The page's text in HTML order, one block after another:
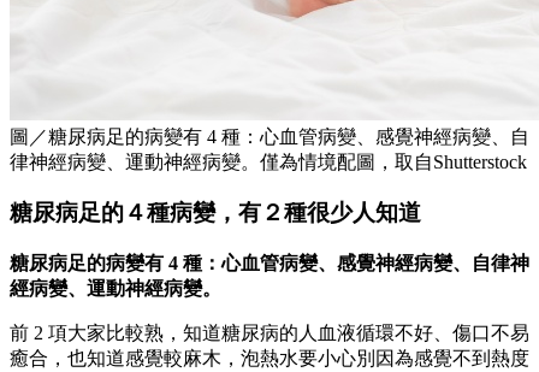
圖／糖尿病足的病變有 4 種：心血管病變、感覺神經病變、自
律神經病變、運動神經病變。僅為情境配圖，取自Shutterstock
糖尿病足的４種病變，有２種很少人知道
糖尿病足的病變有 4 種：心血管病變、感覺神經病變、自律神
經病變、運動神經病變。
前 2 項大家比較熟，知道糖尿病的人血液循環不好、傷口不易
癒合，也知道感覺較麻木，泡熱水要小心別因為感覺不到熱度